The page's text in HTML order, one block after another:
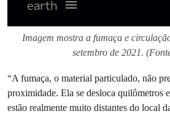
Imagem mostra a fumaça e
setembro de 2021.
“A fumaça, o material particulado, não
proximidade. Ela se desloca quilômetros
estão realmente muito distantes do local